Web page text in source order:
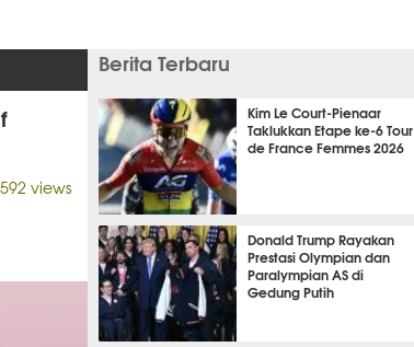
views
Berita Terbaru
Kim Le Court-Pienaar
Taklukkan Etape ke-6 Tour
de France Femmes 2026
1 jam 29 menit lalu
Donald Trump Rayakan
Prestasi Olympian dan
Paralympian AS di
Gedung Putih